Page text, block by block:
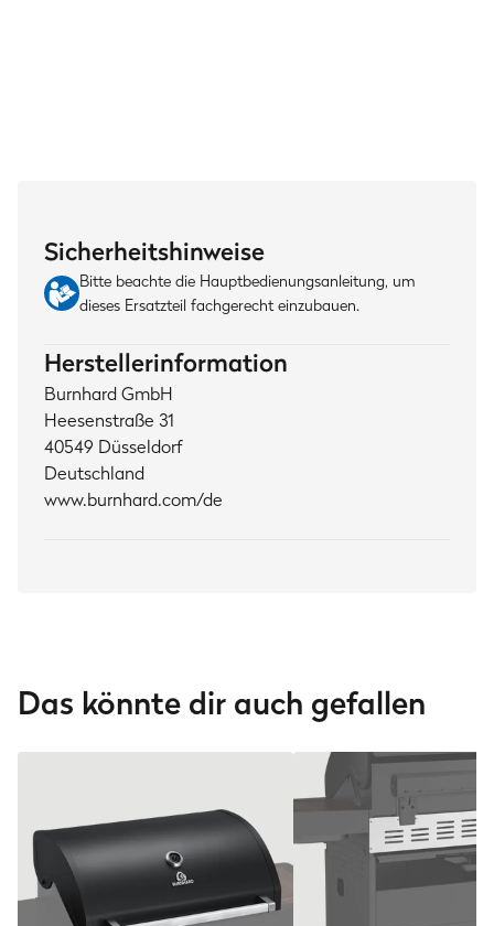
Sicherheitshinweise
Bitte beachte die Hauptbedienungsanleitung, um
dieses Ersatzteil fachgerecht einzubauen.
Herstellerinformation
Burnhard GmbH
Heesenstraße 31
40549 Düsseldorf
Deutschland
www.burnhard.com/de
Das könnte dir auch gefallen